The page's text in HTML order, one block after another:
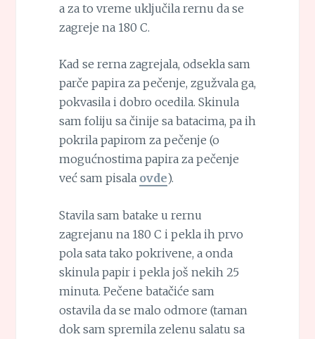
a za to vreme uključila rernu da se
zagreje na 180 C.
Kad se rerna zagrejala, odsekla sam
parče papira za pečenje, zgužvala ga,
pokvasila i dobro ocedila. Skinula
sam foliju sa činije sa batacima, pa ih
pokrila papirom za pečenje (o
mogućnostima papira za pečenje
već sam pisala ovde).
Stavila sam batake u rernu
zagrejanu na 180 C i pekla ih prvo
pola sata tako pokrivene, a onda
skinula papir i pekla još nekih 25
minuta. Pečene batačiće sam
ostavila da se malo odmore (taman
dok sam spremila zelenu salatu sa